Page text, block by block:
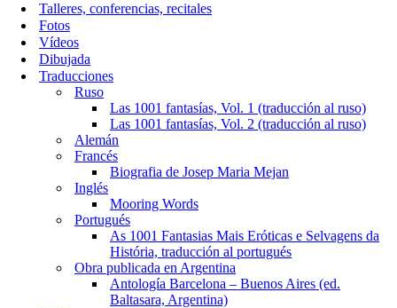
Talleres, conferencias, recitales
Fotos
Vídeos
Dibujada
Traducciones
Ruso
Las 1001 fantasías, Vol. 1 (traducción al ruso)
Las 1001 fantasías, Vol. 2 (traducción al ruso)
Alemán
Francés
Biografia de Josep Maria Mejan
Inglés
Mooring Words
Portugués
As 1001 Fantasias Mais Eróticas e Selvagens da
História, traducción al portugués
Obra publicada en Argentina
Antología Barcelona – Buenos Aires (ed.
Baltasara, Argentina)